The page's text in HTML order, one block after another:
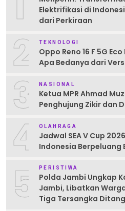
Elektrifikasi di
dari Perkiraan
2 TEKNOLOGI
Oppo Reno 16 F 5G
Apa Bedanya dari
3 NASIONAL
Ketua MPR Ahmad
Penghujung Zikir dan
4 OLAHRAGA
Jadwal SEA V Cup
Indonesia Berpeluang
5 PERISTIWA
Polda Jambi Ungkap
Jambi, Libatkan
Tiga Tersangka